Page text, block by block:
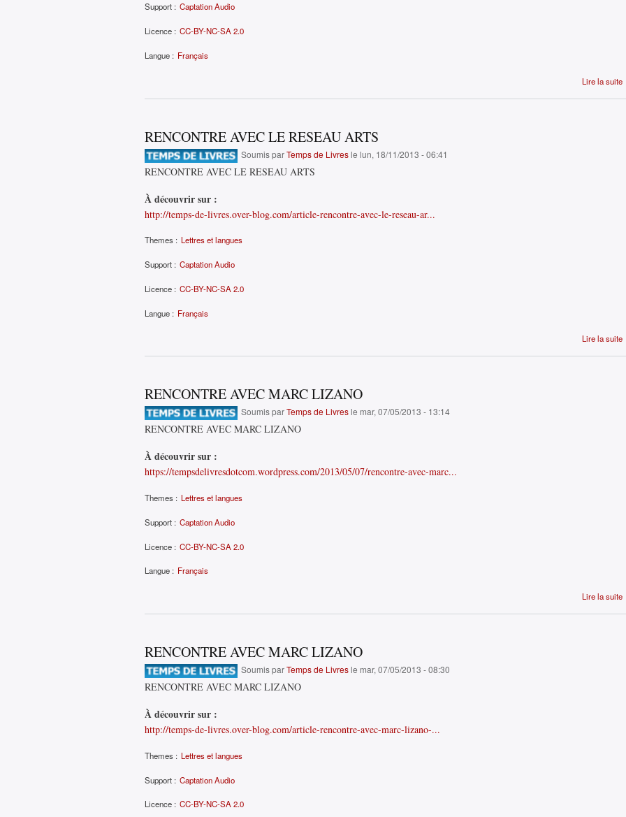
Support : Captation Audio
Licence : CC-BY-NC-SA 2.0
Langue : Français
Lire la suite
RENCONTRE AVEC LE RESEAU ARTS
Soumis parTemps de Livresle lun, 18/11/2013 - 06:41
RENCONTRE AVEC LE RESEAU ARTS
À découvrir sur :
http://temps-de-livres.over-blog.com/article-rencontre-avec-le-reseau-ar...
Themes : Lettres et langues
Support : Captation Audio
Licence : CC-BY-NC-SA 2.0
Langue : Français
Lire la suite
RENCONTRE AVEC MARC LIZANO
Soumis parTemps de Livresle mar, 07/05/2013 - 13:14
RENCONTRE AVEC MARC LIZANO
À découvrir sur :
https://tempsdelivresdotcom.wordpress.com/2013/05/07/rencontre-avec-marc...
Themes : Lettres et langues
Support : Captation Audio
Licence : CC-BY-NC-SA 2.0
Langue : Français
Lire la suite
RENCONTRE AVEC MARC LIZANO
Soumis parTemps de Livresle mar, 07/05/2013 - 08:30
RENCONTRE AVEC MARC LIZANO
À découvrir sur :
http://temps-de-livres.over-blog.com/article-rencontre-avec-marc-lizano-...
Themes : Lettres et langues
Support : Captation Audio
Licence : CC-BY-NC-SA 2.0